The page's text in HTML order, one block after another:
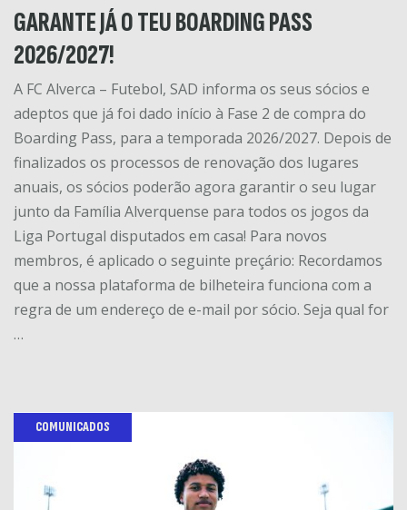
GARANTE JÁ O TEU BOARDING PASS
2026/2027!
A FC Alverca – Futebol, SAD informa os seus sócios e
adeptos que já foi dado início à Fase 2 de compra do
Boarding Pass, para a temporada 2026/2027. Depois de
finalizados os processos de renovação dos lugares
anuais, os sócios poderão agora garantir o seu lugar
junto da Família Alverquense para todos os jogos da
Liga Portugal disputados em casa! Para novos
membros, é aplicado o seguinte preçário: Recordamos
que a nossa plataforma de bilheteira funciona com a
regra de um endereço de e-mail por sócio. Seja qual for
…
COMUNICADOS